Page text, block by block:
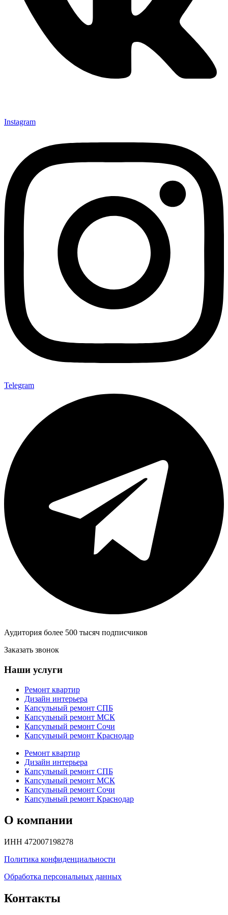
Instagram
Telegram
Аудитория более 500 тысяч подписчиков
Заказать звонок
Наши услуги
Ремонт квартир
Дизайн интерьера
Капсульный ремонт СПБ
Капсульный ремонт МСК
Капсульный ремонт Сочи
Капсульный ремонт Краснодар
Ремонт квартир
Дизайн интерьера
Капсульный ремонт СПБ
Капсульный ремонт МСК
Капсульный ремонт Сочи
Капсульный ремонт Краснодар
О компании
ИНН 472007198278
Политика конфиденциальности
Обработка персональных данных
Контакты